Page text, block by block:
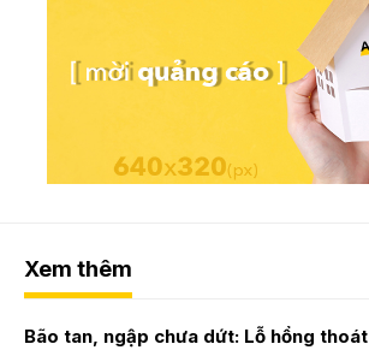
Xem thêm
Bão tan, ngập chưa dứt: Lỗ hổng thoát